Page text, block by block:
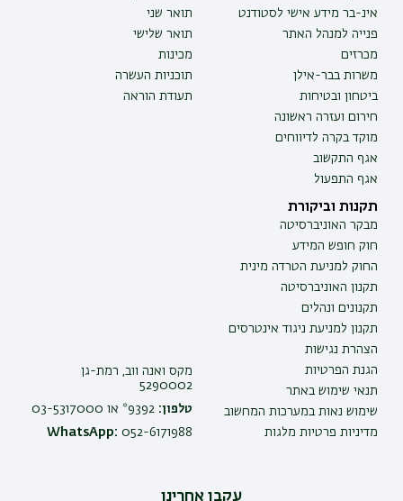
אינ-בר מידע אישי לסטודנט
פנייה למנהל האתר
מכרזים
משרות בבר-אילן
ביטחון ובטיחות
חירום ועזרה ראשונה
מוקד בקרה לדיווחים
אגף התקשוב
אגף התפעול
תואר שני
תואר שלישי
מכינות
תוכניות העשרה
תעודת הוראה
תקנות וביקורת
מבקר האוניברסיטה
חוק חופש המידע
החוק למניעת הטרדה מינית
תקנון האוניברסיטה
תקנונים ונהלים
תקנון למניעת ניגוד אינטרסים
הצהרת נגישות
הגנת הפרטיות
תנאי שימוש באתר
שימוש נאות במערכות המחשוב
מדיניות פרטיות מלגות
מקס ואנה ווב, רמת-גן
5290002
טלפון:
WhatsApp: 052-6171988
עקבו אחרינו